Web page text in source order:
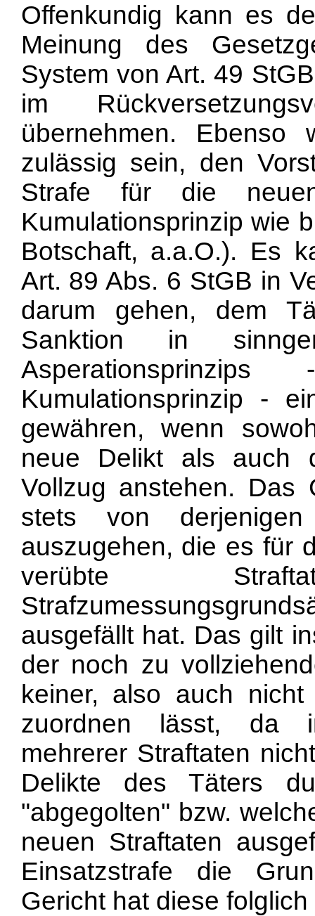
Offenkundig kann es
Meinung des
System von Art. 49
im
übernehmen.
zulässig sein, den
Strafe für die
Kumulationsprinzip wie
Botschaft, a.a.O.). Es
Art. 89 Abs. 6 StGB in
darum gehen, dem
Sanktion in
Kumulationsprinzip -
gewähren, wenn
neue Delikt als auch
Vollzug anstehen. Das
stets von
auszugehen, die es für
verübte
ausgefällt hat. Das gilt
der noch zu
keiner, also auch
zuordnen lässt, da
mehrerer Straftaten
Delikte des Täters
"abgegolten" bzw.
neuen Straftaten
Einsatzstrafe die
Gericht hat diese